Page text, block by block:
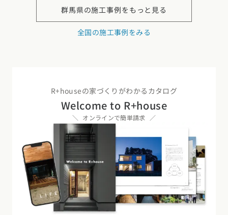
群馬県の施工事例をもっと見る
全国の施工事例をみる
R+houseの家づくりがわかるカタログ
Welcome to R+house
オンラインで簡単請求